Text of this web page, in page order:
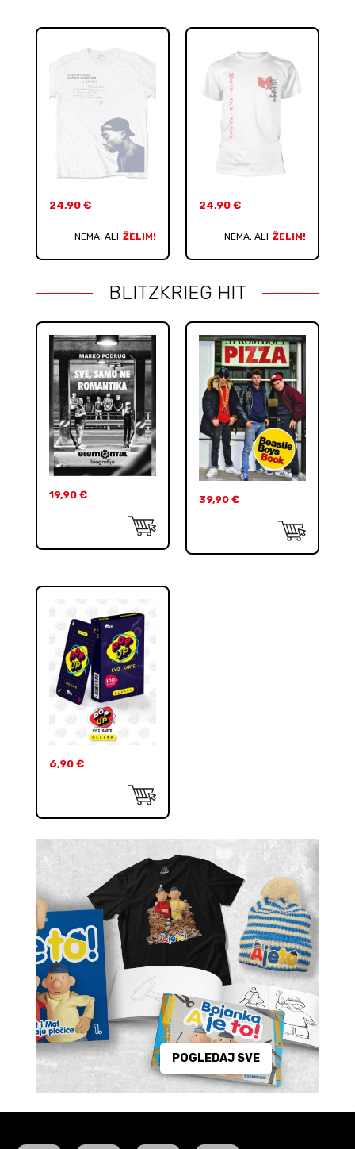
24,90 €
NEMA, ALI ŽELIM!
24,90 €
NEMA, ALI ŽELIM!
BLITZKRIEG HIT
19,90 € 39,90 €
6,90 €
POGLEDAJ SVE